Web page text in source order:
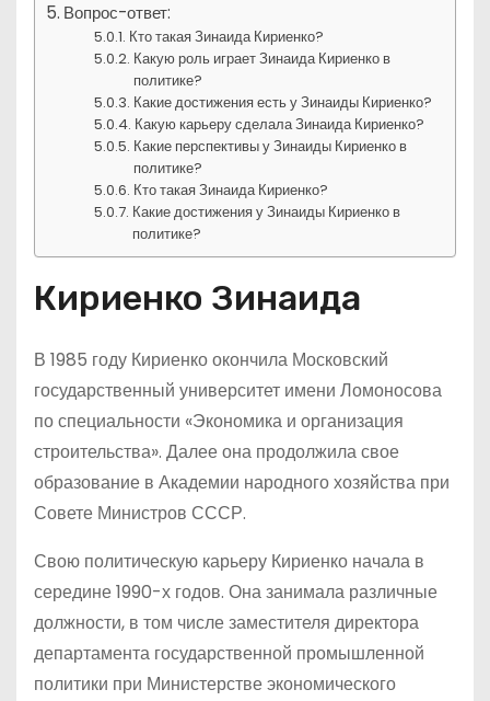
Вопрос-ответ:
Кто такая Зинаида Кириенко?
Какую роль играет Зинаида Кириенко в
политике?
Какие достижения есть у Зинаиды Кириенко?
Какую карьеру сделала Зинаида Кириенко?
Какие перспективы у Зинаиды Кириенко в
политике?
Кто такая Зинаида Кириенко?
Какие достижения у Зинаиды Кириенко в
политике?
Кириенко Зинаида
В 1985 году Кириенко окончила Московский
государственный университет имени Ломоносова
по специальности «Экономика и организация
строительства». Далее она продолжила свое
образование в Академии народного хозяйства при
Совете Министров СССР.
Свою политическую карьеру Кириенко начала в
середине 1990-х годов. Она занимала различные
должности, в том числе заместителя директора
департамента государственной промышленной
политики при Министерстве экономического